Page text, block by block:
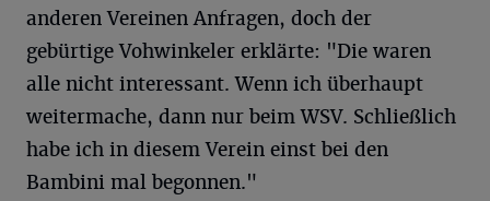
anderen Vereinen Anfragen, doch der
gebürtige Vohwinkeler erklärte: "Die waren
alle nicht interessant. Wenn ich überhaupt
weitermache, dann nur beim WSV. Schließlich
habe ich in diesem Verein einst bei den
Bambini mal begonnen."